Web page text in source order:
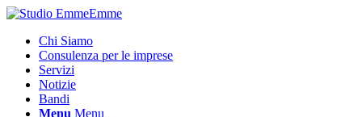
Chi Siamo
Consulenza per le imprese
Servizi
Notizie
Bandi
Menu Menu